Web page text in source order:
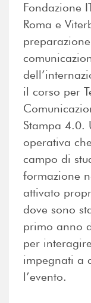
Fondazione
Roma e
il corso per
Stampa 4.0.
operativa
campo di
formazione
attivato
dove sono
primo anno
per
impegnati a
l’evento.